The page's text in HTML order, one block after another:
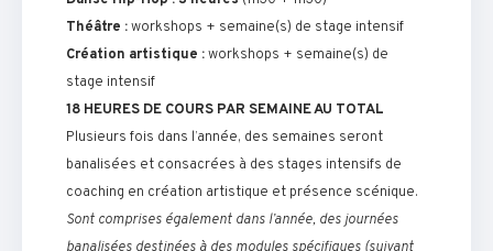
Théâtre :workshops + semaine(s) de stage intensif
Création artistique :workshops + semaine(s) de
stage intensif
18 HEURES DE COURS PAR SEMAINE AU TOTAL
Plusieurs fois dans l’année, des semaines seront
banalisées et consacrées à des stages intensifs de
coaching en création artistique et présence scénique.
Sont comprises également dans l’année, des journées